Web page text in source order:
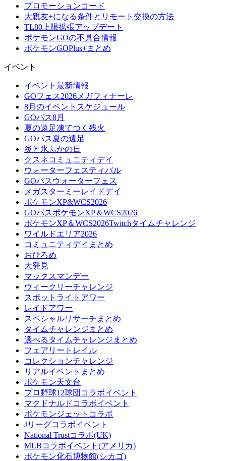
プロモーションコード
大親友+になる条件とリモート交換の方法
TL80上限拡張アップデート
ポケモンGOの不具合情報
ポケモンGOPlus+まとめ
イベント
イベント最新情報
GOフェス2026メガフィナーレ
8月のイベントスケジュール
GOパス8月
夏の遠足凍てつく残火
GOパス夏の遠足
炎と氷ふかの日
クスネコミュニティデイ
ウォーターフェスティバル
GOパスウォーターフェス
メガスターミーレイドデイ
ポケモンXP&WCS2026
GOパスポケモンXP＆WCS2026
ポケモンXP＆WCS2026Twitchタイムチャレンジ
ワイルドエリア2026
コミュニティデイまとめ
おひろめ
大発見
マックスマンデー
ウィークリーチャレンジ
スポットライトアワー
レイドアワー
スペシャルリサーチまとめ
タイムチャレンジまとめ
選べるタイムチャレンジまとめ
フェアリートレイル
コレクションチャレンジ
リアルイベントまとめ
ポケモン天文台
プロ野球12球団コラボイベント
マクドナルドコラボイベント
ポケモンジェットコラボ
Jリーグコラボイベント
National Trustコラボ(UK)
MLBコラボイベント(アメリカ)
ポケモン化石博物館(シカゴ)